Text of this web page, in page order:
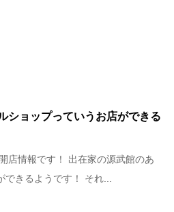
ショップっていうお店ができる
店情報です！ 出在家の源武館のあ
できるようです！ それ...